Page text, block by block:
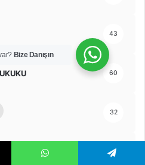
43
60
32
10
Bize Danışın